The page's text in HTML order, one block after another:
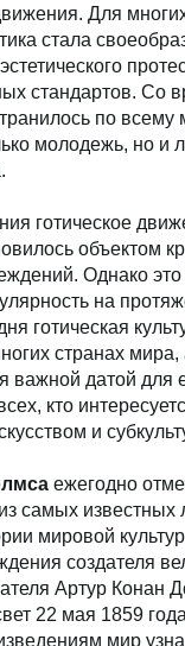
Для
стала
стандартов. Со
по всему
молодежь, но и
готическое
объектом
Однако
на
готическая
странах
важной датой для
кто
и
ежегодно
самых известных
мировой
создателя
Артур Конан
22 мая 1859
мир